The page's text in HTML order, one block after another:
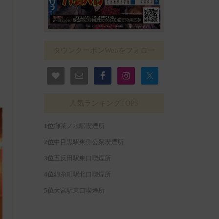
御茶ノ水駅喫煙所
中目黒駅東側公衆喫煙所
五反田駅東口喫煙所
錦糸町駅北口喫煙所
大宮駅東口喫煙所